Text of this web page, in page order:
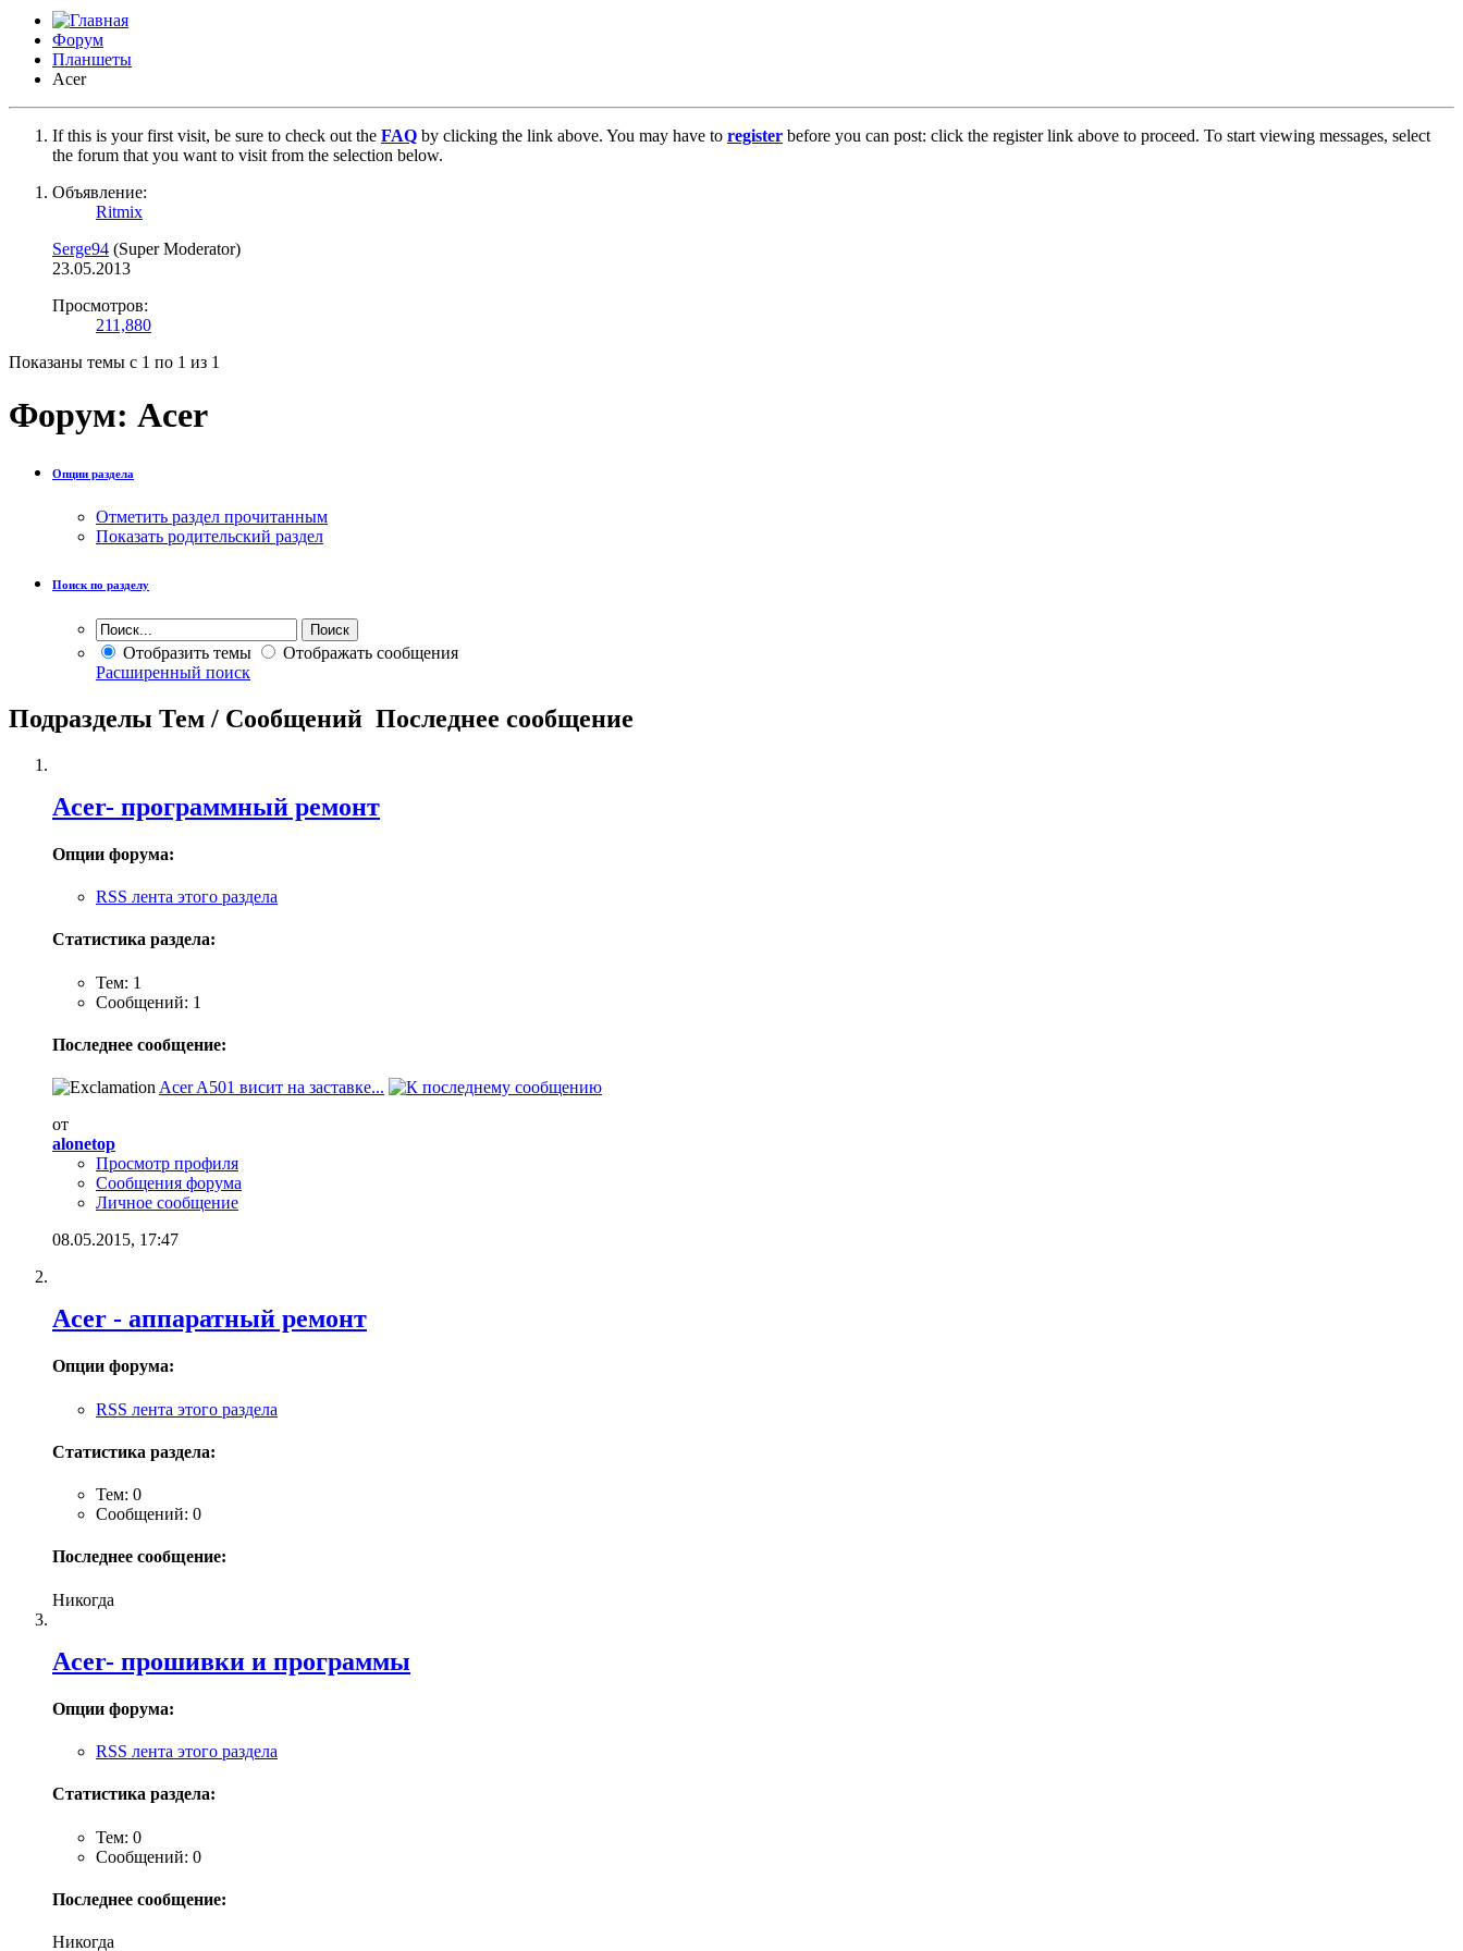
Форум
Планшеты
Acer
If this is your first visit, be sure to check out the FAQ by clicking the link above. You may have to register before you can post: click the register link above to proceed. To start viewing messages, select
the forum that you want to visit from the selection below.
Объявление:
Ritmix
Serge94 (Super Moderator)
23.05.2013
Просмотров:
211,880
Показаны темы с 1 по 1 из 1
Форум: Acer
Опции раздела
Отметить раздел прочитанным
Показать родительский раздел
Поиск по разделу
Отобразить темы
Отображать сообщения
Расширенный поиск
Подразделы Тем / Сообщений Последнее сообщение
Acer- программный ремонт
Опции форума:
RSS лента этого раздела
Статистика раздела:
Тем: 1
Сообщений: 1
Последнее сообщение:
Acer A501 висит на заставке...
от
alonetop
Просмотр профиля
Сообщения форума
Личное сообщение
08.05.2015, 17:47
Acer - аппаратный ремонт
Опции форума:
RSS лента этого раздела
Статистика раздела:
Тем: 0
Сообщений: 0
Последнее сообщение:
Никогда
Acer- прошивки и программы
Опции форума:
RSS лента этого раздела
Статистика раздела:
Тем: 0
Сообщений: 0
Последнее сообщение:
Никогда